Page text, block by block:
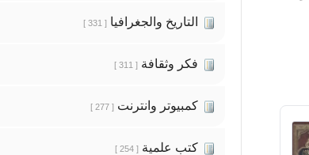
التاريخ والجغرافيا [ 331 ]
فكر وثقافة [ 311 ]
كمبيوتر وانترنت [ 277 ]
كتب علمية [ 254 ]